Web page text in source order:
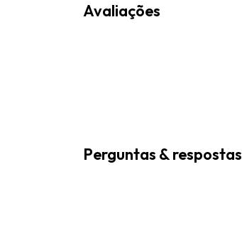
Avaliações
Perguntas & respostas